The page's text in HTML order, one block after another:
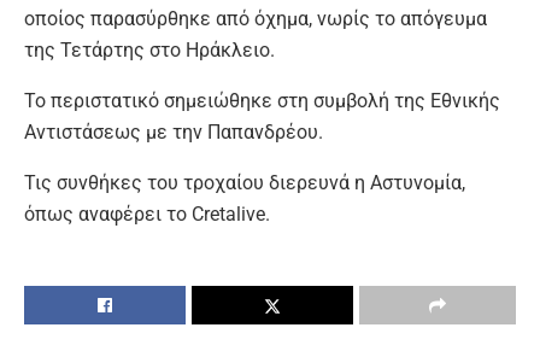
οποίος παρασύρθηκε από όχημα, νωρίς το απόγευμα
της Τετάρτης στο Ηράκλειο.
Το περιστατικό σημειώθηκε στη συμβολή της Εθνικής
Αντιστάσεως με την Παπανδρέου.
Τις συνθήκες του τροχαίου διερευνά η Αστυνομία,
όπως αναφέρει το Cretalive.